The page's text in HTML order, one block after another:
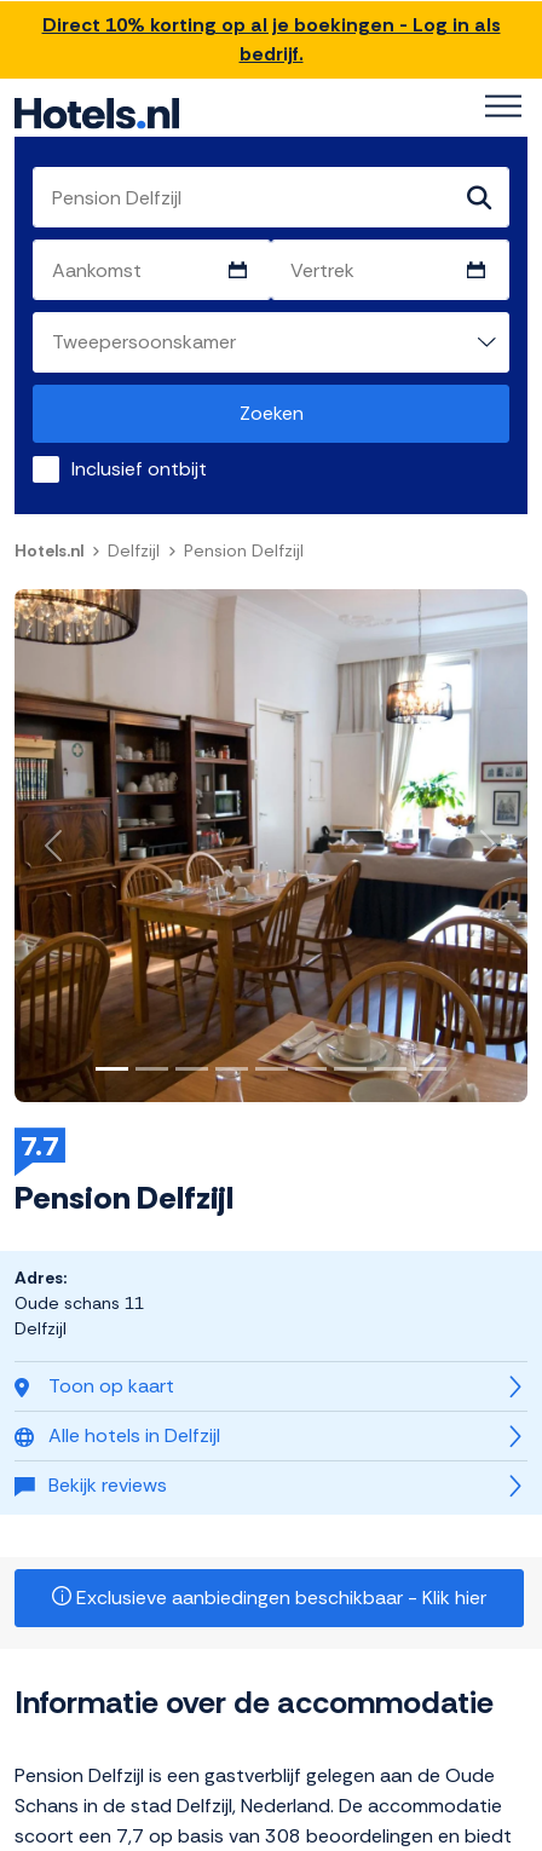
Direct 10% korting op al je boekingen - Log in als
bedrijf.
Zoeken
Inclusief ontbijt
Hotels.nl Delfzijl Pension Delfzijl
7.7
Pension Delfzijl
Toon op kaart
Alle hotels in Delfzijl
Bekijk reviews
Adres:
Oude schans 11
Delfzijl
Exclusieve aanbiedingen beschikbaar - Klik hier
Informatie over de accommodatie
Pension Delfzijl is een gastverblijf gelegen aan de Oude
Schans in de stad Delfzijl, Nederland. De accommodatie
scoort een 7,7 op basis van 308 beoordelingen en biedt